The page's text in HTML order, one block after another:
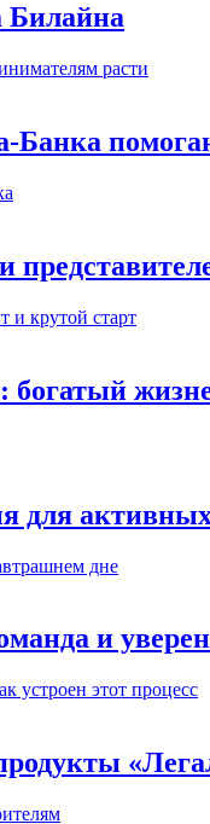
Билайна
для
и